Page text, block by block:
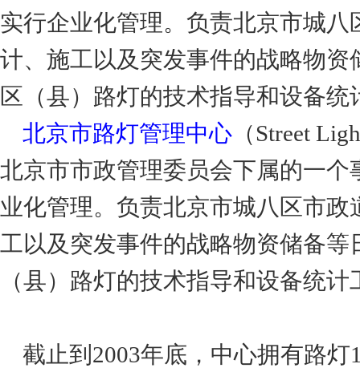
实行企业化管理。负责北京市城
计、施工以及突发事件的战略物
区（县）路灯的技术指导和设备统
北京市路灯管理中心 （Street
北京市市政管理委员会下属的一
业化管理。负责北京市城八区市
工以及突发事件的战略物资储备
（县）路灯的技术指导和设备统计
截止到2003年底，中心拥有路灯